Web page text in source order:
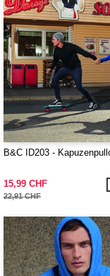
B&C ID203 -
15,99 CHF
22,91 CHF